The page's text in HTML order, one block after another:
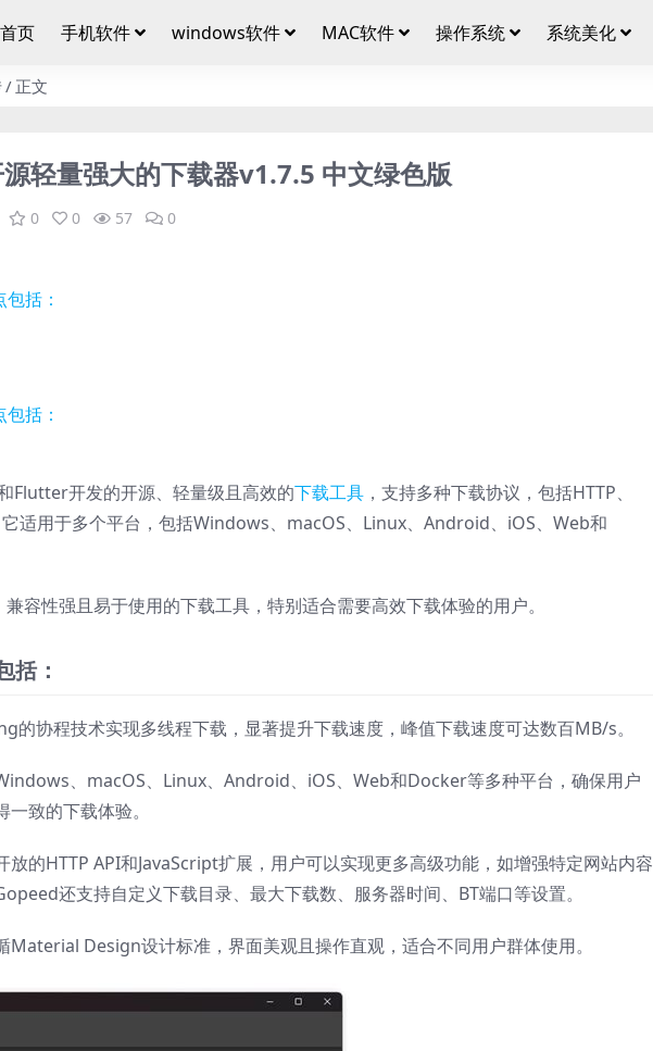
首页 手机软件 windows软件 MAC软件 操作系统 系统美化
正文
轻量强大的下载器v1.7.5 中文绿色版
0 0 57 0
括：
括：
Flutter开发的开源、轻量级且高效的下载工具 ，支持多种下载协议，包括HTTP、
适用于多个平台，包括Windows、macOS、Linux、Android、iOS、Web和
容性强且易于使用的下载工具，特别适合需要高效下载体验的用户。
括：
的协程技术实现多线程下载，显著提升下载速度，峰值下载速度可达数百MB/s。
、macOS、Linux、Android、iOS、Web和Docker等多种平台，确保用户
一致的下载体验。
放的HTTP API和JavaScript扩展，用户可以实现更多高级功能，如增强特定网站内容
还支持自定义下载目录、最大下载数、服务器时间、BT端口等设置。
Material Design设计标准，界面美观且操作直观，适合不同用户群体使用。